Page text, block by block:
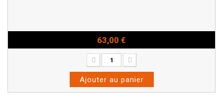
63,00 €
Ajouter au panier